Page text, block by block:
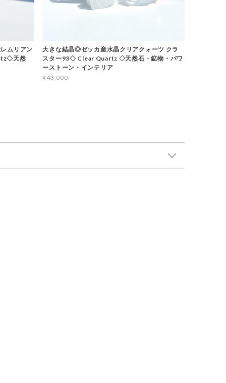
ムリアン
天然
大きな結晶◎ゼッカ産水晶クリアクォーツ クラ
スター93◇ Clear Quartz ◇天然石・鉱物・パワ
ーストーン・インテリア
¥43,000